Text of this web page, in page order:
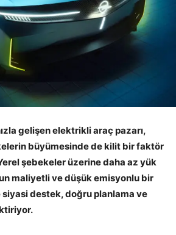
gelişen elektrikli araç pazarı,
büyümesinde de kilit bir faktör
şebekeler üzerine daha az yük
maliyetli ve düşük emisyonlu bir
destek, doğru planlama ve